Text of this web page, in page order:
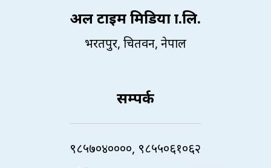
अल टाइम मिडिया प्रा.लि.
भरतपुर, चितवन, नेपाल
सम्पर्क
९८५७०४००००, ९८५५०६१०६२